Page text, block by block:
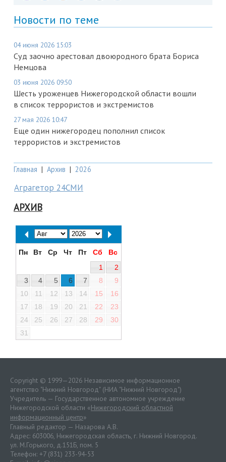
Новости по теме
04 июня 2026 15:03
Суд заочно арестовал двоюродного брата Бориса
Немцова
03 июня 2026 09:50
Шесть уроженцев Нижегородской области вошли
в список террористов и экстремистов
27 мая 2026 10:47
Еще один нижегородец пополнил список
террористов и экстремистов
Главная | Архив | 2026
Аграгетор 24СМИ
АРХИВ
Пн Вт Ср Чт Пт Сб
Вс
1
2
3
4 5 6 7 8
9
10
11 12 13 14 15
16
17
18 19 20 21 22
23
24
25 26 27 28 29
30
31
Copyright © 1999—2026 Независимое информационное
агентство "Нижний Новгород" (НИА "Нижний Новгород")
Учредитель — Государственное автономное учреждение
Нижегородской области «Нижегородский областной
информационный центр»
Главный редактор — Назарова А.В.
Адрес: 603006, Нижегородская область, г. Нижний Новгород.
ул. М.Горького, д.151Б, пом. 5
Телефон: +7 (831) 233-94-53